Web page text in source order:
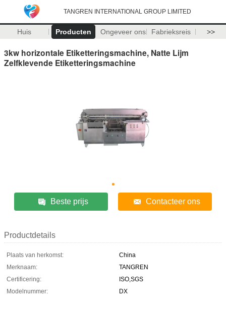
TANGREN INTERNATIONAL GROUP LIMITED
Huis Producten Ongeveer ons Fabrieksreis >>
3kw horizontale Etiketteringsmachine, Natte Lijm
Zelfklevende Etiketteringsmachine
Beste prijs Contacteer ons
Productdetails
Plaats van herkomst:
China
Merknaam:
TANGREN
Certificering:
ISO,SGS
Modelnummer:
DX